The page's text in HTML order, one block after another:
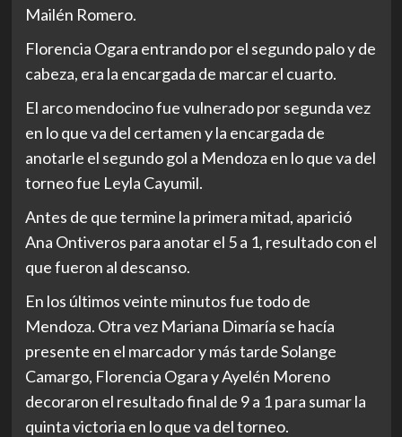
Mailén Romero.
Florencia Ogara entrando por el segundo palo y de
cabeza, era la encargada de marcar el cuarto.
El arco mendocino fue vulnerado por segunda vez
en lo que va del certamen y la encargada de
anotarle el segundo gol a Mendoza en lo que va del
torneo fue Leyla Cayumil.
Antes de que termine la primera mitad, aparició
Ana Ontiveros para anotar el 5 a 1, resultado con el
que fueron al descanso.
En los últimos veinte minutos fue todo de
Mendoza. Otra vez Mariana Dimaría se hacía
presente en el marcador y más tarde Solange
Camargo, Florencia Ogara y Ayelén Moreno
decoraron el resultado final de 9 a 1 para sumar la
quinta victoria en lo que va del torneo.